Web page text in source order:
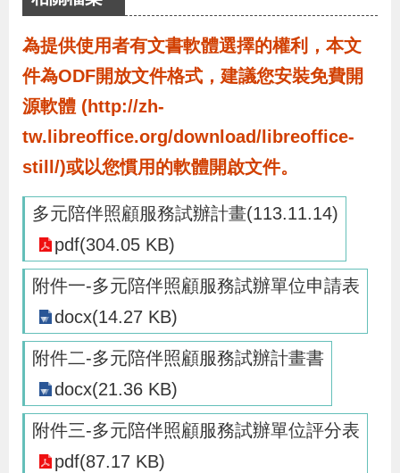
專
區
線
上
申
辦
導
為提供使用者有文書軟體選擇的權利，本文
件為ODF開放文件格式，建議您安裝免費開
源軟體 (http://zh-
tw.libreoffice.org/download/libreoffice-
still/)或以您慣用的軟體開啟文件。
多元陪伴照顧服務試辦計畫(113.11.14)
pdf(304.05 KB)
附件一-多元陪伴照顧服務試辦單位申請表
docx(14.27 KB)
附件二-多元陪伴照顧服務試辦計畫書
docx(21.36 KB)
附件三-多元陪伴照顧服務試辦單位評分表
pdf(87.17 KB)